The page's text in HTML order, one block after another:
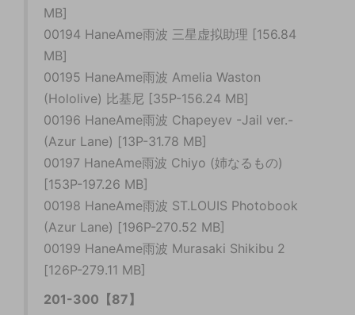
MB]
00194 HaneAme雨波 三星虚拟助理 [156.84
MB]
00195 HaneAme雨波 Amelia Waston
(Hololive) 比基尼 [35P-156.24 MB]
00196 HaneAme雨波 Chapeyev -Jail ver.-
(Azur Lane) [13P-31.78 MB]
00197 HaneAme雨波 Chiyo (姉なるもの)
[153P-197.26 MB]
00198 HaneAme雨波 ST.LOUIS Photobook
(Azur Lane) [196P-270.52 MB]
00199 HaneAme雨波 Murasaki Shikibu 2
[126P-279.11 MB]
201-300【87】